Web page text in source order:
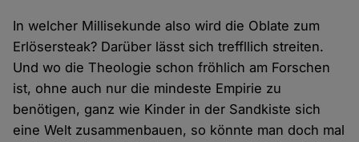
In welcher Millisekunde also wird die Oblate zum
Erlösersteak? Darüber lässt sich treffllich streiten.
Und wo die Theologie schon fröhlich am Forschen
ist, ohne auch nur die mindeste Empirie zu
benötigen, ganz wie Kinder in der Sandkiste sich
eine Welt zusammenbauen, so könnte man doch mal